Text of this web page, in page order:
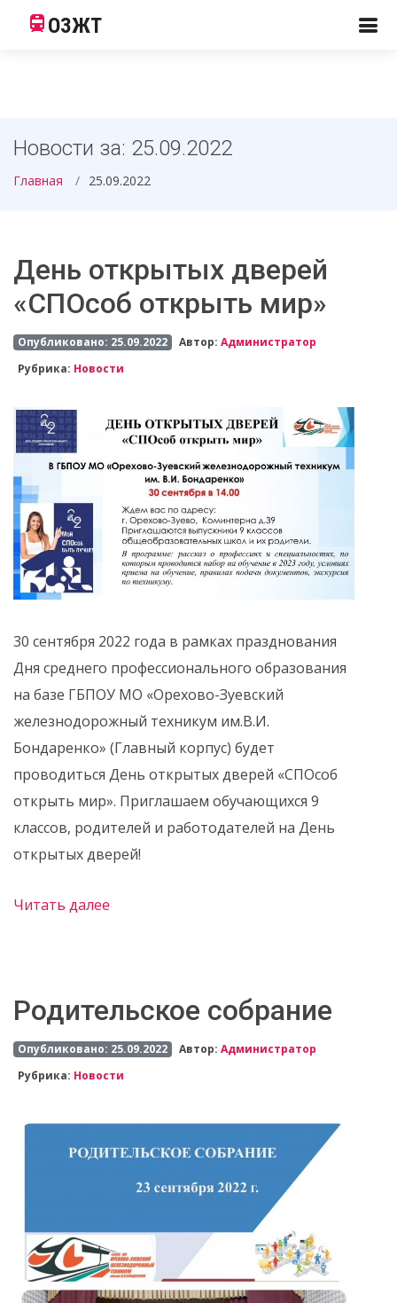
ОЗЖТ
Новости за: 25.09.2022
Главная 25.09.2022
День открытых дверей
«СПОсоб открыть мир»
Опубликовано: 25.09.2022 Автор:Администратор
Рубрика: Новости
30 сентября 2022 года в рамках празднования
Дня среднего профессионального образования
на базе ГБПОУ МО «Орехово-Зуевский
железнодорожный техникум им.В.И.
Бондаренко» (Главный корпус) будет
проводиться День открытых дверей «СПОсоб
открыть мир». Приглашаем обучающихся 9
классов, родителей и работодателей на День
открытых дверей!
Читать далее
Родительское собрание
Опубликовано: 25.09.2022 Автор:Администратор
Рубрика: Новости